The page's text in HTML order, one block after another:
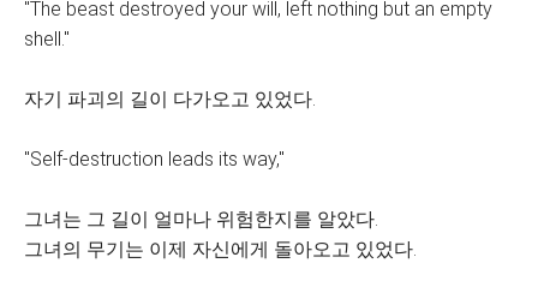
"The beast destroyed your will, left nothing but an empty
shell."
자기 파괴의 길이 다가오고 있었다.
"Self-destruction leads its way,"
그녀는 그 길이 얼마나 위험한지를 알았다.
그녀의 무기는 이제 자신에게 돌아오고 있었다.